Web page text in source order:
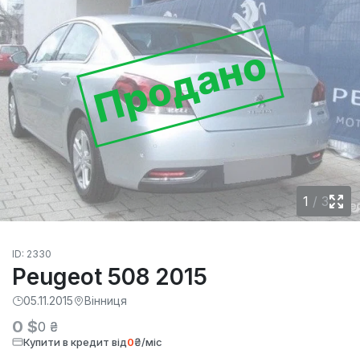
Продано
1 / 3
ID: 2330
Peugeot 508 2015
05.11.2015 Вінниця
0 $0 ₴
Купити в кредит від0₴/міс